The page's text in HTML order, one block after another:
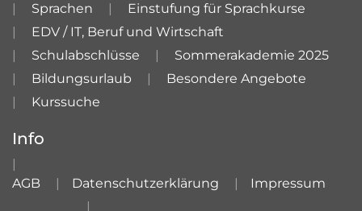
Sprachen
Einstufung für Sprachkurse
EDV / IT, Beruf und Wirtschaft
Schulabschlüsse
Sommerakademie 2025
Bildungsurlaub
Besondere Angebote
Kurssuche
Info
AGB Datenschutzerklärung Impressum